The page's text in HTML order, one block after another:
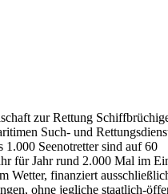
zur Rettung
Such- und
1.000 Seenotretter sind auf 60
für Jahr rund 2.000 Mal im
Wetter, finanziert
ohne jegliche staatlich-